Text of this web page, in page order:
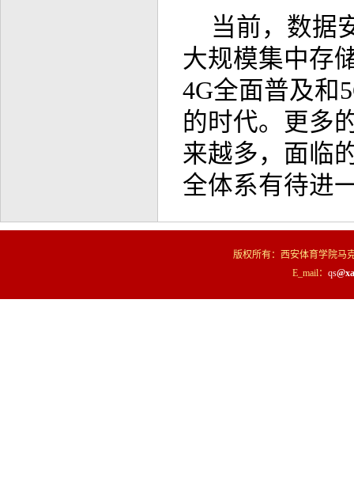
当前，数据
大规模集中存
4G全面普及和
的时代。更多
来越多，面临
全体系有待进
版权所有：西安体育学院马
E_mail： qs